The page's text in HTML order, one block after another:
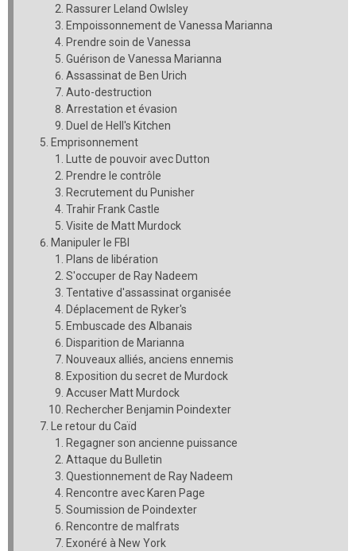
Rassurer Leland Owlsley
Empoissonnement de Vanessa Marianna
Prendre soin de Vanessa
Guérison de Vanessa Marianna
Assassinat de Ben Urich
Auto-destruction
Arrestation et évasion
Duel de Hell's Kitchen
Emprisonnement
Lutte de pouvoir avec Dutton
Prendre le contrôle
Recrutement du Punisher
Trahir Frank Castle
Visite de Matt Murdock
Manipuler le FBI
Plans de libération
S'occuper de Ray Nadeem
Tentative d'assassinat organisée
Déplacement de Ryker's
Embuscade des Albanais
Disparition de Marianna
Nouveaux alliés, anciens ennemis
Exposition du secret de Murdock
Accuser Matt Murdock
Rechercher Benjamin Poindexter
Le retour du Caïd
Regagner son ancienne puissance
Attaque du Bulletin
Questionnement de Ray Nadeem
Rencontre avec Karen Page
Soumission de Poindexter
Rencontre de malfrats
Exonéré à New York